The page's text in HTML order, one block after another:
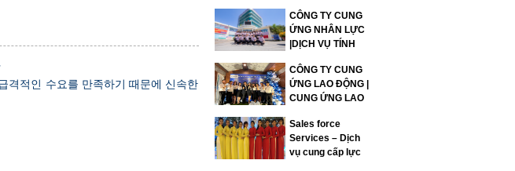
격적인 수요를 만족하기 때문에 신속한
Quy Định | Vì Lao
Động
CÔNG TY CUNG
ỨNG NHÂN LỰC
|DỊCH VỤ TÍNH
CÔNG TY CUNG
ỨNG LAO ĐỘNG |
CUNG ỨNG LAO
Sales force
Services – Dịch
vụ cung cấp lực